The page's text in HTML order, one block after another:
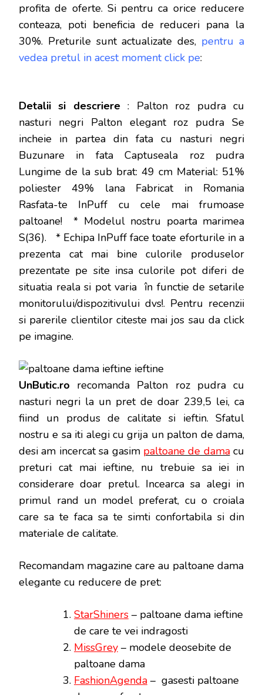
profita de oferte. Si pentru ca orice reducere
conteaza, poti beneficia de reduceri pana la
30%. Preturile sunt actualizate des, pentru a
vedea pretul in acest moment click pe:
Detalii si descriere: Palton roz pudra cu
nasturi negri Palton elegant roz pudra Se
incheie in partea din fata cu nasturi negri
Buzunare in fata Captuseala roz pudra
Lungime de la sub brat: 49 cm Material: 51%
poliester 49% lana Fabricat in Romania
Rasfata-te InPuff cu cele mai frumoase
paltoane! * Modelul nostru poarta marimea
S(36). * Echipa InPuff face toate eforturile in a
prezenta cat mai bine culorile produselor
prezentate pe site insa culorile pot diferi de
situatia reala si pot varia în functie de setarile
monitorului/dispozitivului dvs!. Pentru recenzii
si parerile clientilor citeste mai jos sau da click
pe imagine.
UnButic.ro recomanda Palton roz pudra cu
nasturi negri la un pret de doar 239,5 lei, ca
fiind un produs de calitate si ieftin. Sfatul
nostru e sa iti alegi cu grija un palton de dama,
desi am incercat sa gasim paltoane de damacu
preturi cat mai ieftine, nu trebuie sa iei in
considerare doar pretul. Incearca sa alegi in
primul rand un model preferat, cu o croiala
care sa te faca sa te simti confortabila si din
materiale de calitate.
Recomandam magazine care au paltoane dama
elegante cu reducere de pret:
StarShiners – paltoane dama ieftine
de care te vei indragosti
MissGrey – modele deosebite de
paltoane dama
FashionAgenda – gasesti paltoane